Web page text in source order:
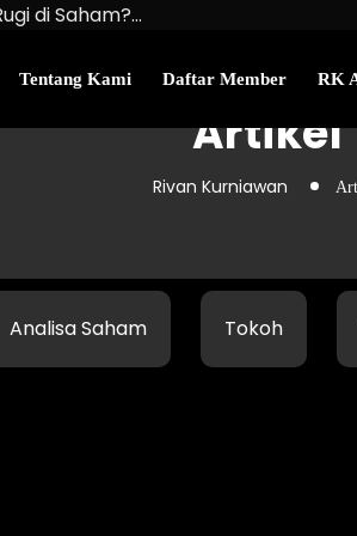
di Saham?…
Uang Perlu…
Tentang Kami Daftar Member RK
Artikel
Rivan Kurniawan
Analisa Saham Tokoh